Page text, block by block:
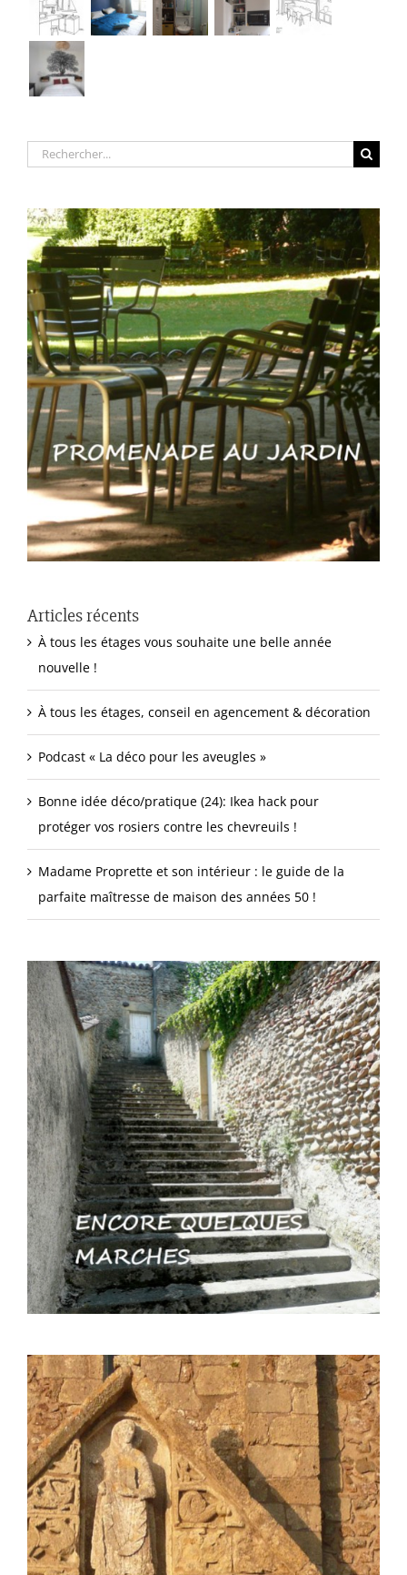
Rechercher:
Articles récents
À tous les étages vous souhaite une belle année
nouvelle !
À tous les étages, conseil en agencement & décoration
Podcast « La déco pour les aveugles »
Bonne idée déco/pratique (24): Ikea hack pour
protéger vos rosiers contre les chevreuils !
Madame Proprette et son intérieur : le guide de la
parfaite maîtresse de maison des années 50 !